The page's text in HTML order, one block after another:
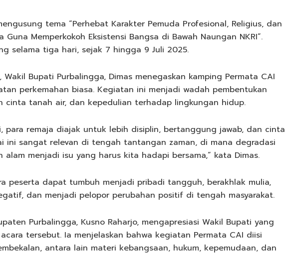
tema “Perhebat Karakter Pemuda Profesional, Religius, dan
Guna Memperkokoh Eksistensi Bangsa di Bawah Naungan NKRI”.
selama tiga hari, sejak 7 hingga 9 Juli 2025.
Wakil Bupati Purbalingga, Dimas menegaskan kamping Permata CAI
perkemahan biasa. Kegiatan ini menjadi wadah pembentukan
cinta tanah air, dan kepedulian terhadap lingkungan hidup.
para remaja diajak untuk lebih disiplin, bertanggung jawab, dan cinta
ini sangat relevan di tengah tantangan zaman, di mana degradasi
alam menjadi isu yang harus kita hadapi bersama,” kata Dimas.
peserta dapat tumbuh menjadi pribadi tangguh, berakhlak mulia,
dan menjadi pelopor perubahan positif di tengah masyarakat.
Purbalingga, Kusno Raharjo, mengapresiasi Wakil Bupati yang
tersebut. Ia menjelaskan bahwa kegiatan Permata CAI diisi
antara lain materi kebangsaan, hukum, kepemudaan, dan